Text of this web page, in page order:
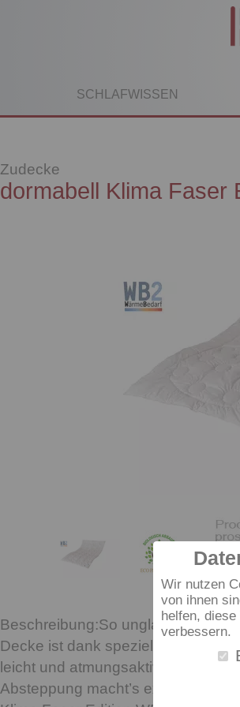
Wir nutzen
von ihnen
helfen,
verbessern.
SCHLAFWISSEN
Zudecke
dormabell Klima Faser
So unglaublich
Decke ist dank spezieller Klima-
leicht und atmungsaktiv – und hält
Absteppung macht’s extra